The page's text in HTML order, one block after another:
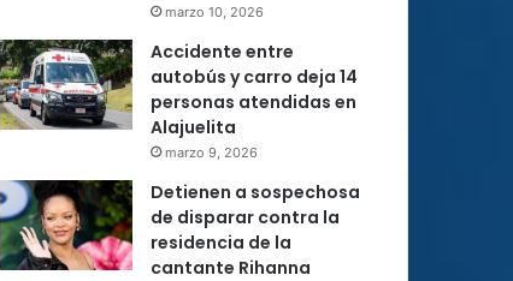
marzo 10, 2026
Accidente entre
autobús y carro deja 14
personas atendidas en
Alajuelita
marzo 9, 2026
Detienen a sospechosa
de disparar contra la
residencia de la
cantante Rihanna